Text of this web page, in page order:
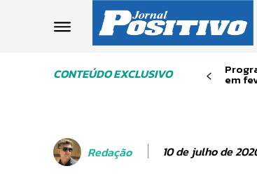
CONTEÚDO EXCLUSIVO em
Redação 10 de julho de